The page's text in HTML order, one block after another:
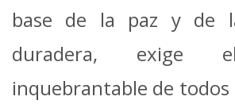
base de la paz y de
duradera, exige
inquebrantable de todos